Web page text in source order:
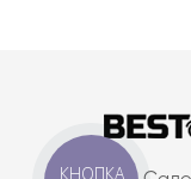
КНОПКА